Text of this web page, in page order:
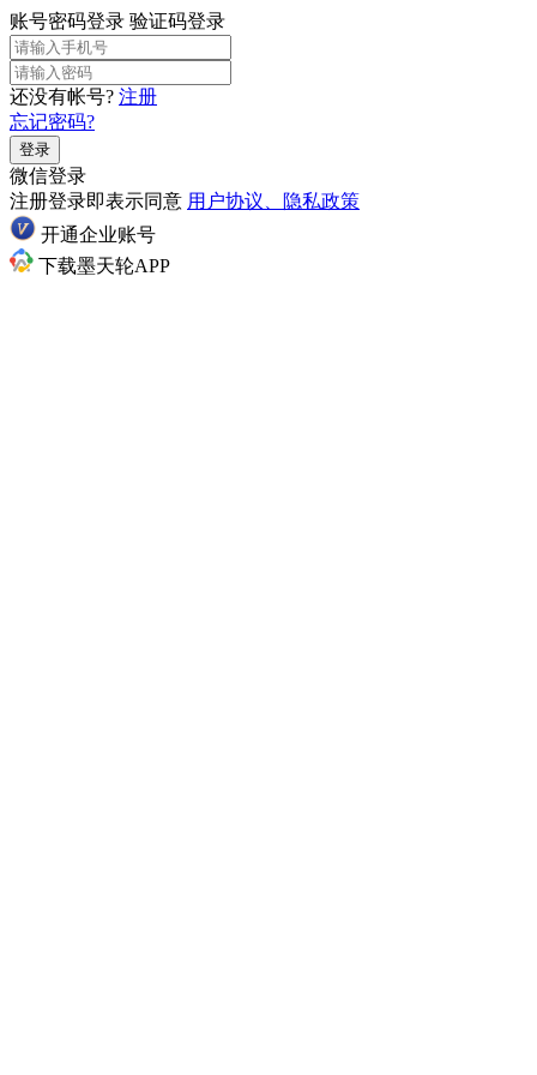
账号密码登录 验证码登录
还没有帐号? 注册
忘记密码?
登录
微信登录
注册登录即表示同意 用户协议、隐私政策
开通企业账号
下载墨天轮APP